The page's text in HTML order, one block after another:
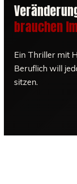
brauchen
Ein Thriller mit
Beruflich will
sitzen.